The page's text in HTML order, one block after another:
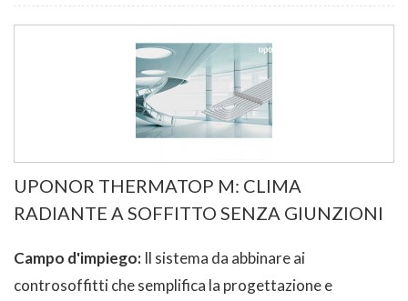
UPONOR THERMATOP M: CLIMA
RADIANTE A SOFFITTO SENZA GIUNZIONI
Campo d'impiego: Il sistema da abbinare ai
controsoffitti che semplifica la progettazione e